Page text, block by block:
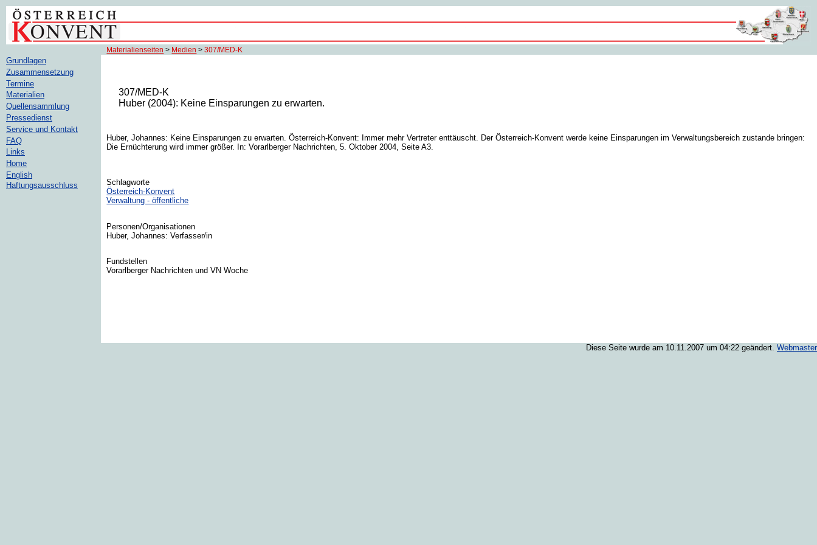
Materialienseiten > Medien >307/MED-K
307/MED-K
Huber (2004): Keine Einsparungen zu erwarten.
Huber, Johannes: Keine Einsparungen zu erwarten. Österreich-Konvent: Immer mehr Vertreter enttäuscht. Der Österreich-Konvent werde keine Einsparungen im Verwaltungsbereich zustande bringen:
Die Ernüchterung wird immer größer. In: Vorarlberger Nachrichten, 5. Oktober 2004, Seite A3.
Schlagworte
Österreich-Konvent
Verwaltung - öffentliche
Personen/Organisationen
Huber, Johannes: Verfasser/in
Fundstellen
Vorarlberger Nachrichten und VN Woche
Diese Seite wurde am 10.11.2007 um 04:22 geändert. Webmaster
Grundlagen
Zusammensetzung
Termine
Materialien
Quellensammlung
Pressedienst
Service und Kontakt
FAQ
Links
Home
English
Haftungsausschluss